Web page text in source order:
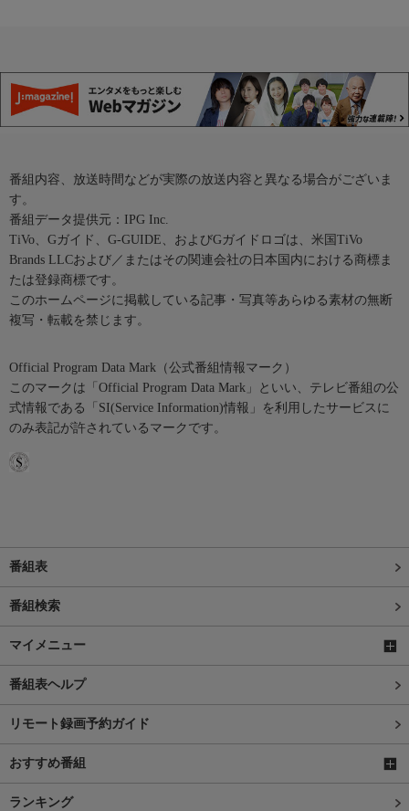
番組内容、放送時間などが実際の放送内容と異なる場合がございま
す。
番組データ提供元：IPG Inc.
TiVo、Gガイド、G-GUIDE、およびGガイドロゴは、米国TiVo
Brands LLCおよび／またはその関連会社の日本国内における商標ま
たは登録商標です。
このホームページに掲載している記事・写真等あらゆる素材の無断
複写・転載を禁じます。
Official Program Data Mark（公式番組情報マーク）
このマークは「Official Program Data Mark」といい、テレビ番組の公
式情報である「SI(Service Information)情報」を利用したサービスに
のみ表記が許されているマークです。
番組表
番組検索
マイメニュー
番組表ヘルプ
リモート録画予約ガイド
おすすめ番組
ランキング